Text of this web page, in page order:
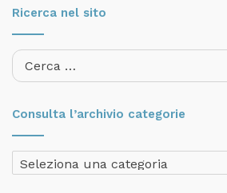
Ricerca nel sito
Consulta l’archivio categorie
Consulta
l’archivio